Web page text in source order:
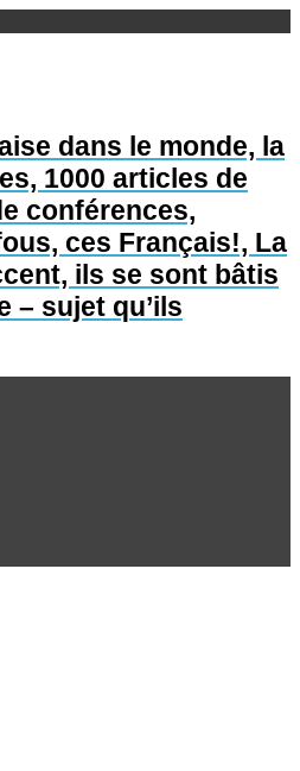
dans le monde, la
1000 articles de
conférences,
ces Français!, La
ils se sont bâtis
– sujet qu’ils